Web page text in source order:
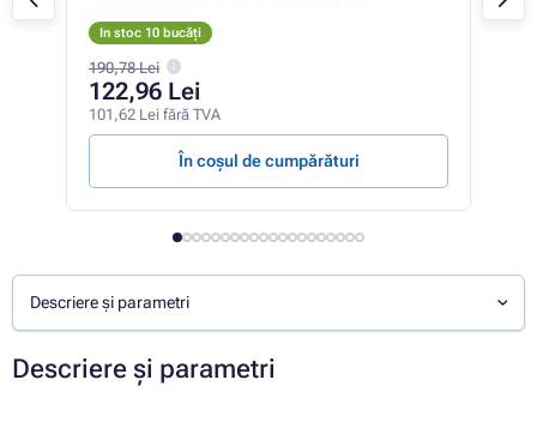
In stoc 10 bucăți
190,78 Lei
122,96 Lei
101,62 Lei fără TVA
În coșul de cumpărături
Descriere și parametri
Descriere și parametri